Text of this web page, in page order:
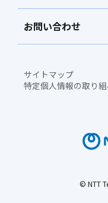
お問い合わせ
サイトマップ
特定個人情報の取り
© NTT